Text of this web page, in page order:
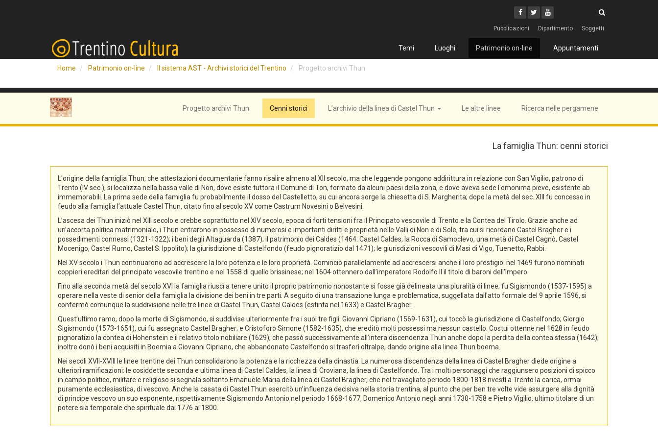
Facebook
Twitter
Youtube
Pubblicazioni Dipartimento Soggetti
Temi Luoghi Patrimonio on-line Appuntamenti
Home Patrimonio on-line Il sistema AST - Archivi storici del Trentino Progetto archivi Thun
Progetto archivi Thun Cenni storici L’archivio della linea di Castel Thun Le altre linee Ricerca nelle pergamene
La famiglia Thun: cenni storici
L'origine della famiglia Thun, che attestazioni documentarie fanno risalire almeno al XII secolo, ma che leggende pongono addirittura in relazione con San Vigilio, patrono di
Trento (IV sec.), si localizza nella bassa valle di Non, dove esiste tuttora il Comune di Ton, formato da alcuni paesi della zona, e dove aveva sede l'omonima pieve, esistente ab
immemorabili. La prima sede della famiglia fu probabilmente il dosso del Castelletto, su cui ancora sorge la chiesetta di S. Margherita; dopo la metà del sec. XIII fu concesso in
feudo alla famiglia l’attuale Castel Thun, citato fino al secolo XV come Castrum Novesini o Belvesini.
L’ascesa dei Thun iniziò nel XIII secolo e crebbe soprattutto nel XIV secolo, epoca di forti tensioni fra il Principato vescovile di Trento e la Contea del Tirolo. Grazie anche ad
un’accorta politica matrimoniale, i Thun entrarono in possesso di numerosi e importanti diritti e proprietà nelle Valli di Non e di Sole, tra cui si ricordano Castel Bragher e i
possedimenti connessi (1321-1322); i beni degli Altaguarda (1387); il patrimonio dei Caldes (1464: Castel Caldes, la Rocca di Samoclevo, una metà di Castel Cagnò, Castel
Mocenigo, Castel Rumo, Castel S. Ippolito); la giurisdizione di Castelfondo (feudo pignoratizio dal 1471); le giurisdizioni vescovili di Masi di Vigo, Tuenetto, Rabbi.
Nel XV secolo i Thun continuarono ad accrescere la loro potenza e le loro proprietà. Cominciò parallelamente ad accrescersi anche il loro prestigio: nel 1469 furono nominati
coppieri ereditari del principato vescovile trentino e nel 1558 di quello brissinese; nel 1604 ottennero dall’imperatore Rodolfo II il titolo di baroni dell'Impero.
Fino alla seconda metà del secolo XVI la famiglia riuscì a tenere unito il proprio patrimonio nonostante si fosse già delineata una pluralità di linee; fu Sigismondo (1537-1595) a
operare nella veste di senior della famiglia la divisione dei beni in tre parti. A seguito di una transazione lunga e problematica, suggellata dall'atto formale del 9 aprile 1596, si
confermò comunque la suddivisione nelle tre linee di Castel Thun, Castel Caldes (estinta nel 1633) e Castel Bragher.
Quest’ultimo ramo, dopo la morte di Sigismondo, si suddivise ulteriormente fra i suoi tre figli: Giovanni Cipriano (1569-1631), cui toccò la giurisdizione di Castelfondo; Giorgio
Sigismondo (1573-1651), cui fu assegnato Castel Bragher; e Cristoforo Simone (1582-1635), che ereditò molti possessi ma nessun castello. Costui ottenne nel 1628 in feudo
pignoratizio la contea di Hohenstein e il relativo titolo nobiliare (1629), che passò successivamente all’intera discendenza Thun anche dopo la perdita della contea stessa (1642);
inoltre donò i beni acquisiti in Boemia a Giovanni Cipriano, che abbandonato Castelfondo si trasferì oltralpe, dando origine alla linea Thun boema.
Nei secoli XVII-XVIII le linee trentine dei Thun consolidarono la potenza e la ricchezza della dinastia. La numerosa discendenza della linea di Castel Bragher diede origine a
ulteriori ramificazioni: le cosiddette seconda e ultima linea di Castel Caldes, la linea di Croviana, la linea di Castelfondo. Tra i molti personaggi che raggiunsero posizioni di spicco
in campo politico, militare e religioso si segnala soltanto Emanuele Maria della linea di Castel Bragher, che nel travagliato periodo 1800-1818 rivestì a Trento la carica, ormai
puramente ecclesiastica, di vescovo. Anche la casata di Castel Thun esercitò un’influenza decisiva nella storia trentina, al punto che per ben tre volte vide assurgere alla dignità
di principe vescovo un suo esponente, rispettivamente Sigismondo Antonio nel periodo 1668-1677, Domenico Antonio negli anni 1730-1758 e Pietro Vigilio, ultimo titolare di un
potere sia temporale che spirituale dal 1776 al 1800.